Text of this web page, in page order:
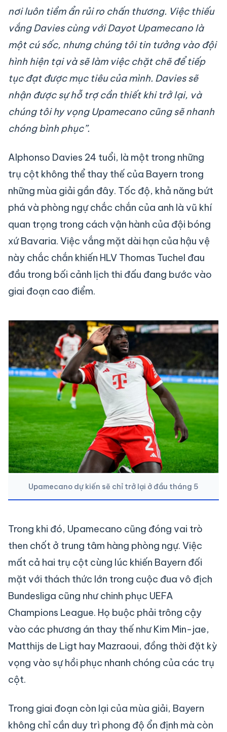
nơi luôn tiềm ẩn rủi ro chấn thương. Việc thiếu
vắng Davies cùng với Dayot Upamecano là
một cú sốc, nhưng chúng tôi tin tưởng vào đội
hình hiện tại và sẽ làm việc chặt chẽ để tiếp
tục đạt được mục tiêu của mình. Davies sẽ
nhận được sự hỗ trợ cần thiết khi trở lại, và
chúng tôi hy vọng Upamecano cũng sẽ nhanh
chóng bình phục”.
Alphonso Davies 24 tuổi, là một trong những
trụ cột không thể thay thế của Bayern trong
những mùa giải gần đây. Tốc độ, khả năng bứt
phá và phòng ngự chắc chắn của anh là vũ khí
quan trọng trong cách vận hành của đội bóng
xứ Bavaria. Việc vắng mặt dài hạn của hậu vệ
này chắc chắn khiến HLV Thomas Tuchel đau
đầu trong bối cảnh lịch thi đấu đang bước vào
giai đoạn cao điểm.
Upamecano dự kiến sẽ chỉ trở lại ở đầu tháng 5
Trong khi đó, Upamecano cũng đóng vai trò
then chốt ở trung tâm hàng phòng ngự. Việc
mất cả hai trụ cột cùng lúc khiến Bayern đối
mặt với thách thức lớn trong cuộc đua vô địch
Bundesliga cũng như chinh phục UEFA
Champions League. Họ buộc phải trông cậy
vào các phương án thay thế như Kim Min-jae,
Matthijs de Ligt hay Mazraoui, đồng thời đặt kỳ
vọng vào sự hồi phục nhanh chóng của các trụ
cột.
Trong giai đoạn còn lại của mùa giải, Bayern
không chỉ cần duy trì phong độ ổn định mà còn